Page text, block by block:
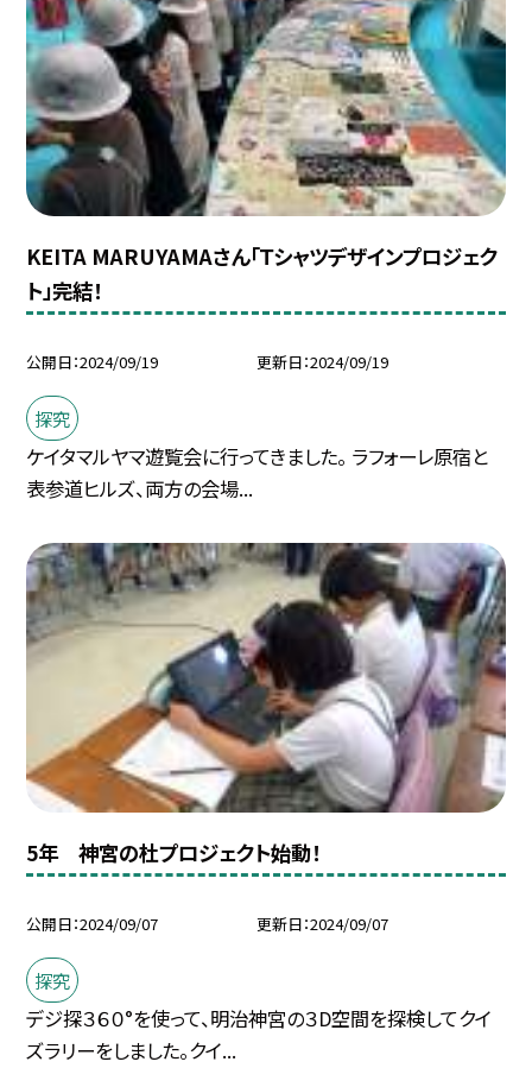
KEITA MARUYAMAさん「Ｔシャツデザインプロジェク
ト」完結！
公開日 2024/09/19 更新日 2024/09/19
探究
ケイタマルヤマ遊覧会に行ってきました。 ラフォーレ原宿と
表参道ヒルズ、両方の会場...
5年 神宮の杜プロジェクト始動！
公開日 2024/09/07 更新日 2024/09/07
探究
デジ探３６０°を使って、明治神宮の３D空間を探検してクイ
ズラリーをしました。クイ...